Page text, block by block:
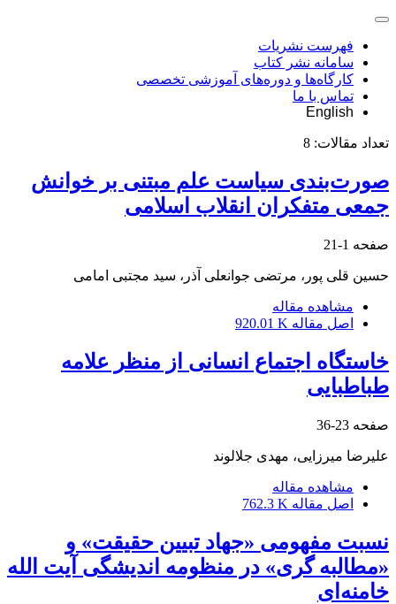
فهرست نشریات
سامانه نشر کتاب
کارگاه‌ها و دوره‌های آموزشی تخصصی
تماس با ما
English
تعداد مقالات: 8
صورت‌بندی سیاست علم مبتنی بر خوانش
جمعی متفکران انقلاب اسلامی
صفحه 1-21
حسین قلی پور، مرتضی جوانعلی آذر، سید مجتبی امامی
مشاهده مقاله
اصل مقاله 920.01 K
خاستگاه اجتماع انسانی از منظر علامه
طباطبایی
صفحه 23-36
علیرضا میرزایی، مهدی جلالوند
مشاهده مقاله
اصل مقاله 762.3 K
نسبت مفهومی «جهاد تبیین حقیقت» و
«مطالبه ‏گری» در منظومه اندیشگی آیت‏ الله
خامنه‌ای